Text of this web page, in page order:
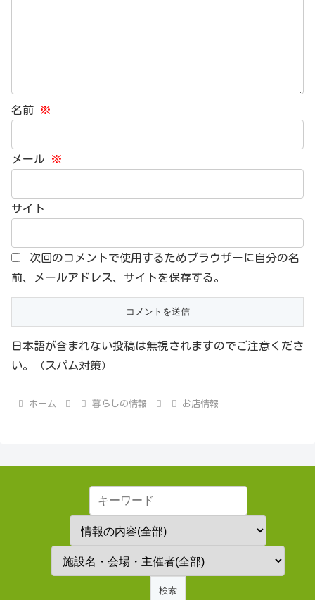
名前 ※
メール ※
サイト
次回のコメントで使用するためブラウザーに自分の名
前、メールアドレス、サイトを保存する。
日本語が含まれない投稿は無視されますのでご注意くださ
い。（スパム対策）
ホーム 暮らしの情報 お店情報